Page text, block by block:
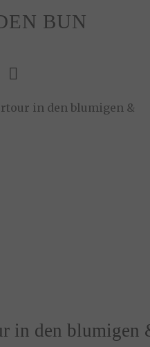
BUN
in den blumigen